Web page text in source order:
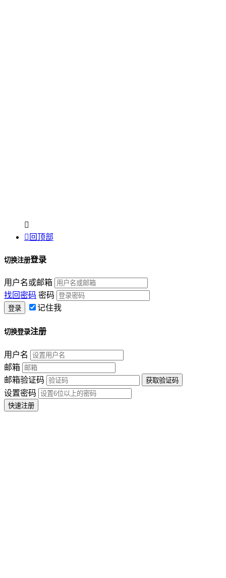

 回顶部
切换注册登录
用户名或邮箱
找回密码 密码
记住我
切换登录注册
用户名
邮箱
邮箱验证码
设置密码